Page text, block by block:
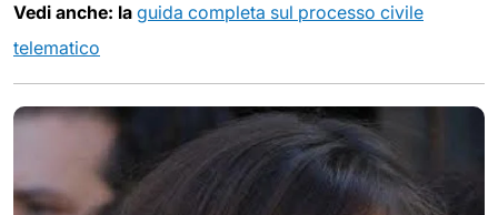
Vedi anche: la guida completa sul processo civile
telematico